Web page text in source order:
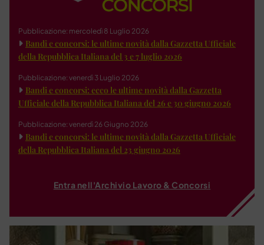
Pubblicazione: mercoledì 8 Luglio 2026
Bandi e concorsi: le ultime novità dalla Gazzetta Ufficiale
della Repubblica Italiana del 3 e 7 luglio 2026
Pubblicazione: venerdì 3 Luglio 2026
Bandi e concorsi: ecco le ultime novità dalla Gazzetta
Ufficiale della Repubblica Italiana del 26 e 30 giugno 2026
Pubblicazione: venerdì 26 Giugno 2026
Bandi e concorsi: le ultime novità dalla Gazzetta Ufficiale
della Repubblica Italiana del 23 giugno 2026
Entra nell'Archivio Lavoro & Concorsi